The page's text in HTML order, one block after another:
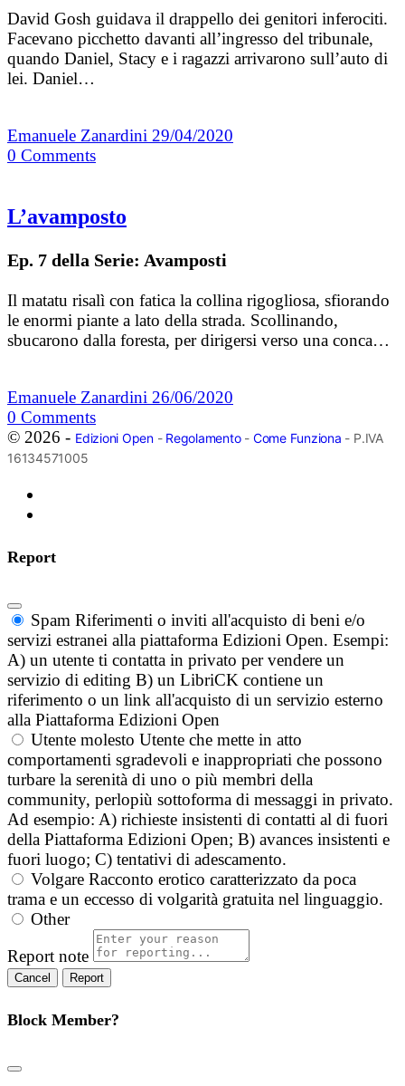
David Gosh guidava il drappello dei genitori inferociti.
Facevano picchetto davanti all’ingresso del tribunale,
quando Daniel, Stacy e i ragazzi arrivarono sull’auto di
lei. Daniel…
Emanuele Zanardini 29/04/2020
0 Comments
L’avamposto
Ep. 7 della Serie: Avamposti
Il matatu risalì con fatica la collina rigogliosa, sfiorando
le enormi piante a lato della strada. Scollinando,
sbucarono dalla foresta, per dirigersi verso una conca…
Emanuele Zanardini 26/06/2020
0 Comments
© 2026 - Edizioni Open- Regolamento- Come Funziona - P.IVA
16134571005
Report
Spam Riferimenti o inviti all'acquisto di beni e/o
servizi estranei alla piattaforma Edizioni Open. Esempi:
A) un utente ti contatta in privato per vendere un
servizio di editing B) un LibriCK contiene un
riferimento o un link all'acquisto di un servizio esterno
alla Piattaforma Edizioni Open
Utente molesto Utente che mette in atto
comportamenti sgradevoli e inappropriati che possono
turbare la serenità di uno o più membri della
community, perlopiù sottoforma di messaggi in privato.
Ad esempio: A) richieste insistenti di contatti al di fuori
della Piattaforma Edizioni Open; B) avances insistenti e
fuori luogo; C) tentativi di adescamento.
Volgare Racconto erotico caratterizzato da poca
trama e un eccesso di volgarità gratuita nel linguaggio.
Other
Report note
Report
Block Member?